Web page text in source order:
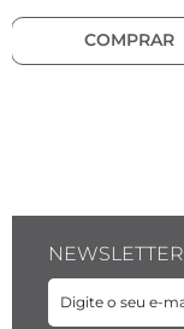
COMPRAR
NEWSLETTER